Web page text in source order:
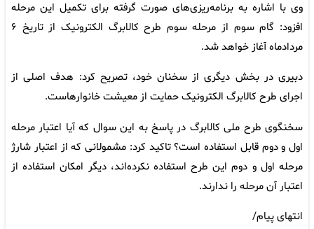
وی با اشاره به برنامه‌ریزی‌های صورت گرفته برای تکمیل این مرحله
افزود: گام سوم از مرحله سوم طرح کالابرگ الکترونیک از تاریخ ۶
مردادماه آغاز خواهد شد.
دبیری در بخش دیگری از سخنان خود، تصریح کرد: هدف اصلی از
اجرای طرح کالابرگ الکترونیک حمایت از معیشت خانوارهاست.
سخنگوی طرح ملی کالابرگ در پاسخ به این سوال که آیا اعتبار مرحله
اول و دوم قابل استفاده است؟ تاکید کرد: مشمولانی که از اعتبار شارژ
مرحله اول و دوم این طرح استفاده نکرده‌اند، دیگر امکان استفاده از
اعتبار آن مرحله را ندارند.
انتهای پیام/